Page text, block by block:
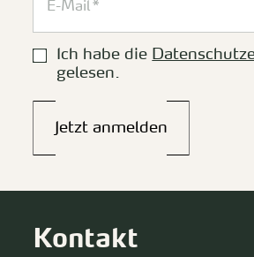
Ich habe die
gelesen.
Jetzt anmelden
Kontakt